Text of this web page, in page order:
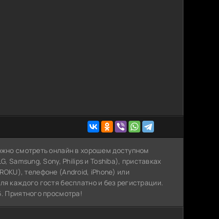
смотреть онлайн в хорошем доступном
Samsung, Sony, Philips и Toshiba), приставках
телефоне (Android, iPhone) или
каждого гостя бесплатно и без регистрации.
Приятного просмотра!